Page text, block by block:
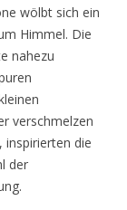
wölbt sich ein
Himmel. Die
nahezu
verschmelzen
inspirierten die
der